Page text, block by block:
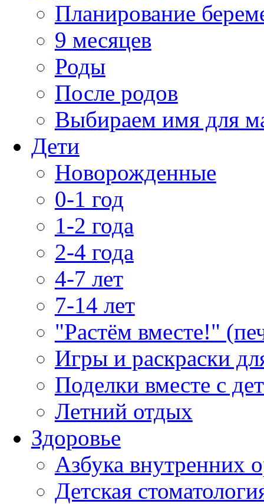
Планирование
9 месяцев
Роды
После родов
Выбираем имя для
Дети
Новорожденные
0-1 год
1-2 года
2-4 года
4-7 лет
7-14 лет
"Растём вместе!"
Игры и раскраски
Поделки вместе с
Летний отдых
Здоровье
Азбука внутренних
Детская